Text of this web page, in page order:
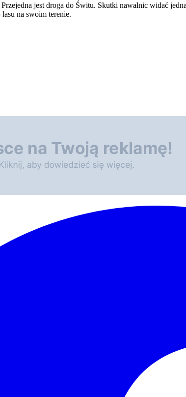
jest droga do Świtu. Skutki nawałnic widać
na swoim terenie.